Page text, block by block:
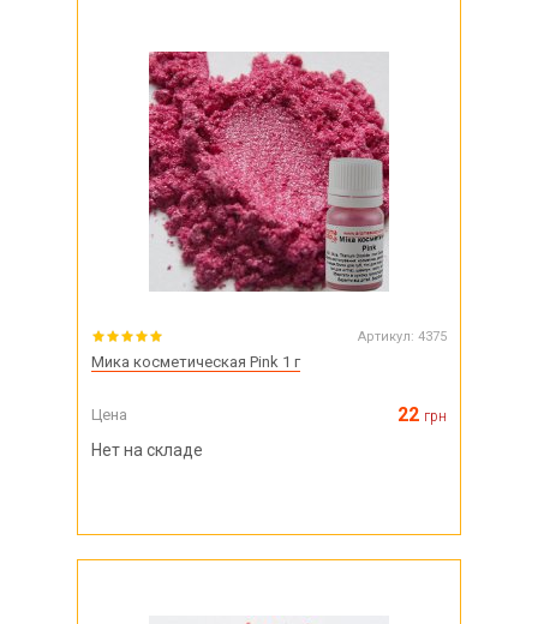
Артикул: 4375
Мика косметическая Pink 1 г
Цена 22 грн
Нет на складе